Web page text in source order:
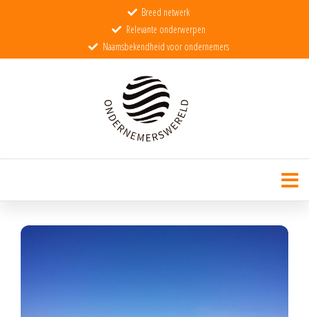
Breed netwerk
Relevante onderwerpen
Naamsbekendheid voor ondernemers
OndernemerswereldDe wereld voor echte ondernemers